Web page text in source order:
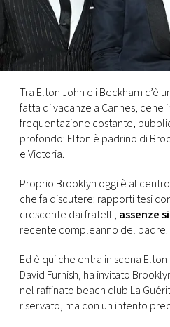
VIDEO
TV
PRINCIPATO
DI
MONACO
RMC
CONSIGLIA
Tra Elton John e i Beckham c’è
fatta di vacanze a Cannes, cene
frequentazione costante,
profondo: Elton è padrino di
e Victoria.
Proprio Brooklyn oggi è al
che fa discutere: rapporti tesi
crescente dai fratelli, assenze
recente compleanno del padre.
Ed è qui che entra in scena
David Furnish, ha invitato
nel raffinato beach club La
riservato, ma con un intento